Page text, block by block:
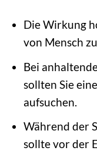
Die Wirkung
von Mensch
Bei
sollten Sie
aufsuchen.
Während der
sollte vor der